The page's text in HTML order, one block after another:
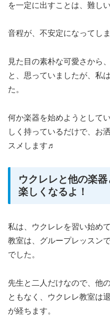
を一定に出すことは、難しい
音程が、不安定になってし
見た目の素朴な可愛さから
と、思っていましたが、私
た。
何か楽器を始めようとして
しく持っているだけで、お
スメします♬
ウクレレと他の楽
楽しくなるよ！
私は、ウクレレを習い始め
教室は、グループレッスン
でした。
先生と二人だけなので、他
ともなく、ウクレレ教室は
が経ちます。